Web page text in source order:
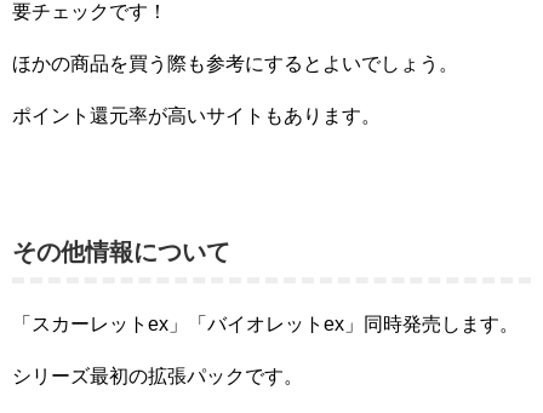
要チェックです！
ほかの商品を買う際も参考にするとよいでしょう。
ポイント還元率が高いサイトもあります。
その他情報について
「スカーレットex」「バイオレットex」同時発売します。
シリーズ最初の拡張パックです。